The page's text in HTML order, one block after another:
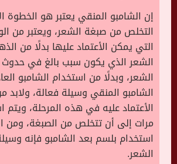
إن الشامبو المنقي يعتبر هو الخطوة
التخلص من صبغة الشعر، ويعتبر من
التي يمكن الأعتماد عليها بدلًا من
الشعر الذي يكون سبب بالغ في
الشعر، وبدلًا من استخدام الشامبو
الشامبو المنقي وسيلة فعالة، ولابد
الأعتماد عليه في هذه المرحلة،
مرات إلى أن تتخلص من الصبغة، ومن
استخدام بلسم بعد الشامبو فإنه
الشعر.